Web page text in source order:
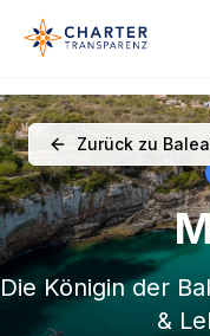
Die Königin der
&
Zurück zu